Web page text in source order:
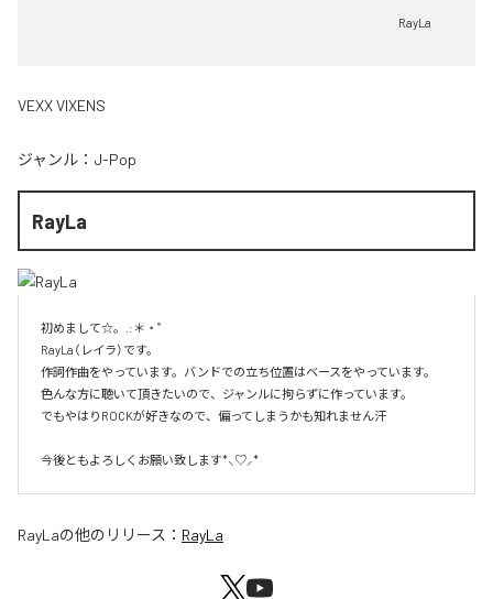
RayLa
VEXX VIXENS
ジャンル： J-Pop
RayLa
初めまして☆。.:＊・゜
RayLa（レイラ）です。
作詞作曲をやっています。バンドでの立ち位置はベースをやっています。
色んな方に聴いて頂きたいので、ジャンルに拘らずに作っています。
でもやはりROCKが好きなので、偏ってしまうかも知れません汗
今後ともよろしくお願い致します*⸜♡⸝*
RayLaの他のリリース： RayLa